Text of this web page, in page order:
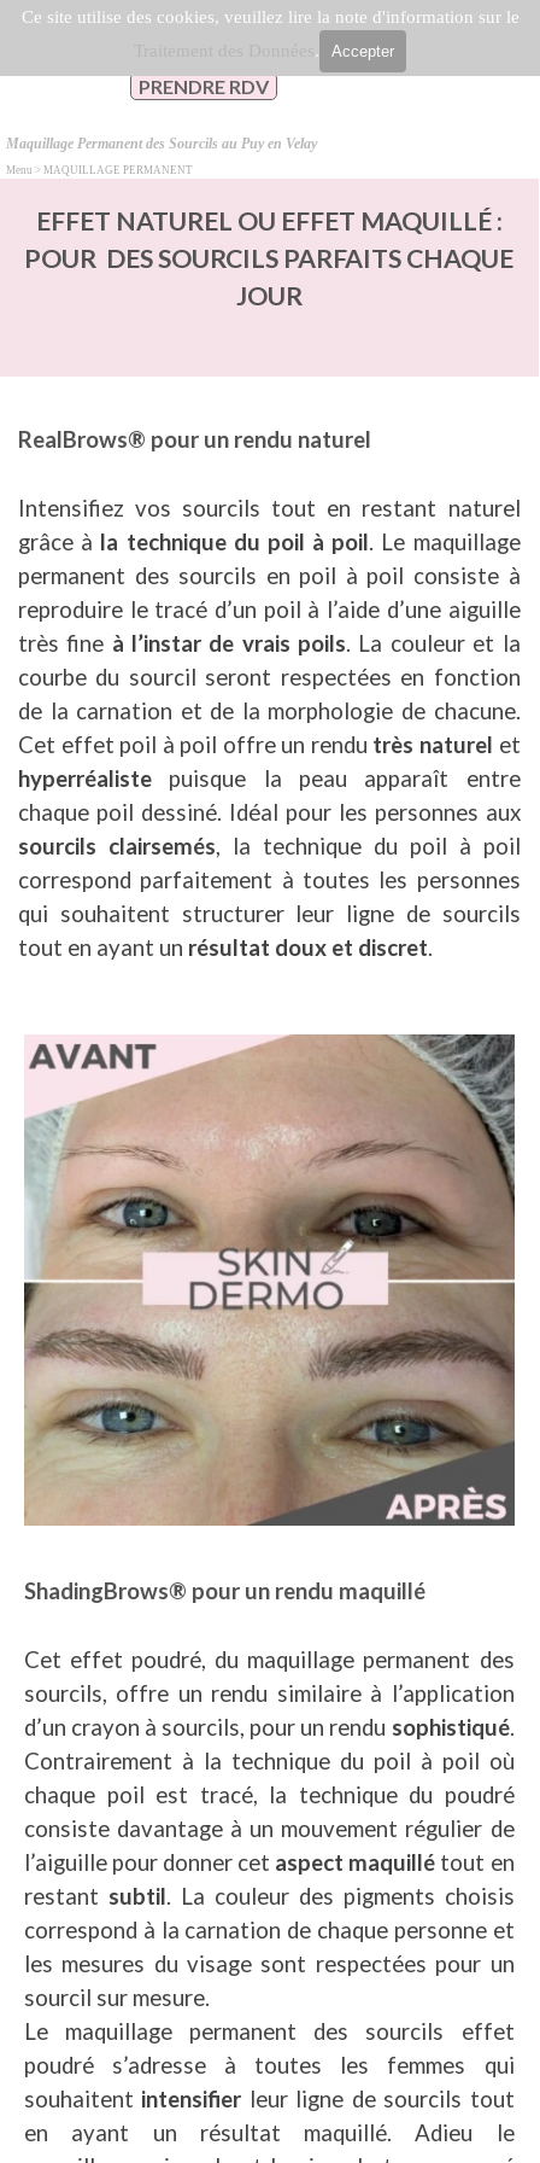
Ce site utilise des cookies, veuillez lire la note d'information sur le
. Accepter
Aller au contenu
PRENDRE RDV
Sauter le menu
Maquillage Permanent des Sourcils au Puy en Velay
Menu > MAQUILLAGE PERMANENT
EFFET NATUREL OU EFFET MAQUILLÉ :
POUR DES SOURCILS PARFAITS CHAQUE
JOUR
RealBrows® pour un rendu naturel
Intensifiez vos sourcils tout en restant naturel
grâce à la technique du poil à poil. Le maquillage
permanent des sourcils en poil à poil consiste à
reproduire le tracé d’un poil à l’aide d’une aiguille
très fine à l’instar de vrais poils. La couleur et la
courbe du sourcil seront respectées en fonction
de la carnation et de la morphologie de chacune.
Cet effet poil à poil offre un rendu très naturel et
hyperréaliste puisque la peau apparaît entre
chaque poil dessiné. Idéal pour les personnes aux
sourcils clairsemés, la technique du poil à poil
correspond parfaitement à toutes les personnes
qui souhaitent structurer leur ligne de sourcils
tout en ayant un résultat doux et discret.
ShadingBrows® pour un rendu maquillé
Cet effet poudré, du maquillage permanent des
sourcils, offre un rendu similaire à l’application
d’un crayon à sourcils, pour un rendu sophistiqué.
Contrairement à la technique du poil à poil où
chaque poil est tracé, la technique du poudré
consiste davantage à un mouvement régulier de
l’aiguille pour donner cet aspect maquillé tout en
restant subtil. La couleur des pigments choisis
correspond à la carnation de chaque personne et
les mesures du visage sont respectées pour un
sourcil sur mesure.
Le maquillage permanent des sourcils effet
poudré s’adresse à toutes les femmes qui
souhaitent intensifier leur ligne de sourcils tout
en ayant un résultat maquillé. Adieu le